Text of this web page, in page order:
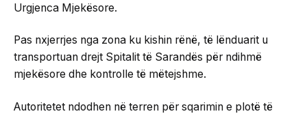
Urgjenca Mjekësore.
Pas nxjerrjes nga zona ku kishin rënë, të lënduarit u
transportuan drejt Spitalit të Sarandës për ndihmë
mjekësore dhe kontrolle të mëtejshme.
Autoritetet ndodhen në terren për sqarimin e plotë të